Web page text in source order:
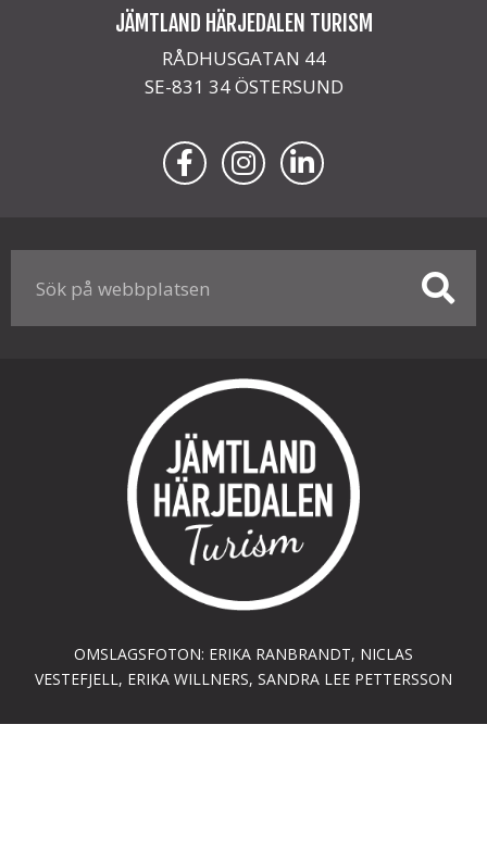
JÄMTLAND HÄRJEDALEN TURISM
RÅDHUSGATAN 44
SE-831 34 ÖSTERSUND
OMSLAGSFOTON: ERIKA RANBRANDT, NICLAS
VESTEFJELL, ERIKA WILLNERS, SANDRA LEE PETTERSSON